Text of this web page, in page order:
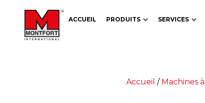
ACCUEIL PRODUITS SERVICES
Accueil / Machines